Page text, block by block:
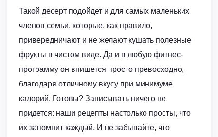
Такой десерт подойдет и для самых маленьких
членов семьи, которые, как правило,
привередничают и не желают кушать полезные
фрукты в чистом виде. Да и в любую фитнес-
программу он впишется просто превосходно,
благодаря отличному вкусу при минимуме
калорий. Готовы? Записывать ничего не
придется: наши рецепты настолько просты, что
их запомнит каждый. И не забывайте, что